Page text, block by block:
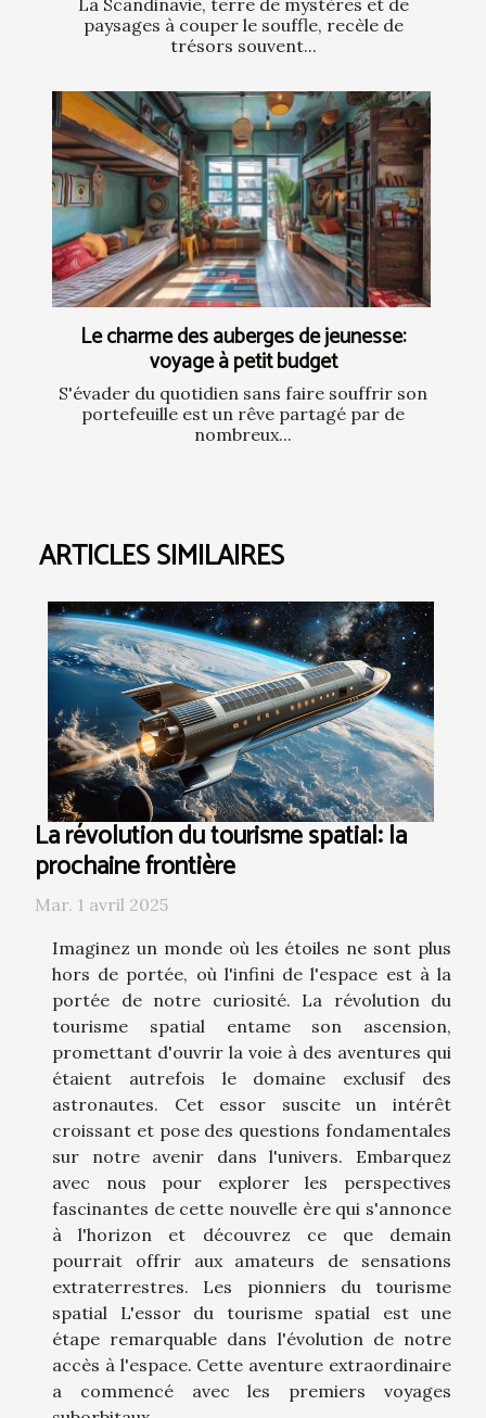
paysages à couper le souffle, recèle de
trésors souvent...
Le charme des auberges de jeunesse:
voyage à petit budget
S'évader du quotidien sans faire souffrir son
portefeuille est un rêve partagé par de
nombreux...
ARTICLES SIMILAIRES
La révolution du tourisme spatial: la
prochaine frontière
Mar. 1 avril 2025
Imaginez un monde où les étoiles ne sont plus
hors de portée, où l'infini de l'espace est à la
portée de notre curiosité. La révolution du
tourisme spatial entame son ascension,
promettant d'ouvrir la voie à des aventures qui
étaient autrefois le domaine exclusif des
astronautes. Cet essor suscite un intérêt
croissant et pose des questions fondamentales
sur notre avenir dans l'univers. Embarquez
avec nous pour explorer les perspectives
fascinantes de cette nouvelle ère qui s'annonce
à l'horizon et découvrez ce que demain
pourrait offrir aux amateurs de sensations
extraterrestres. Les pionniers du tourisme
spatial L'essor du tourisme spatial est une
étape remarquable dans l'évolution de notre
accès à l'espace. Cette aventure extraordinaire
a commencé avec les premiers voyages